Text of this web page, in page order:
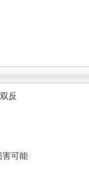
反
害可能